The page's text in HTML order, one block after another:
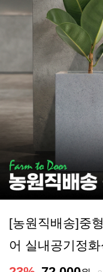
[농원직배송]중
어 실내공기정